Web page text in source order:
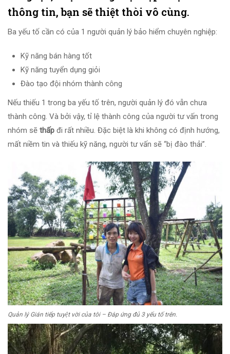
thông tin, bạn sẽ thiệt thòi vô cùng.
Ba yếu tố cần có của 1 người quản lý bảo hiểm chuyên nghiệp:
Kỹ năng bán hàng tốt
Kỹ năng tuyển dụng giỏi
Đào tạo đội nhóm thành công
Nếu thiếu 1 trong ba yếu tố trên, người quản lý đó vẫn chưa
thành công. Và bởi vậy, tỉ lệ thành công của người tư vấn trong
nhóm sẽ thấp đi rất nhiều. Đặc biệt là khi không có định hướng,
mất niềm tin và thiếu kỹ năng, người tư vấn sẽ “bị đào thải”.
Quản lý Gián tiếp tuyệt vời của tôi – Đáp ứng đủ 3 yếu tố trên.